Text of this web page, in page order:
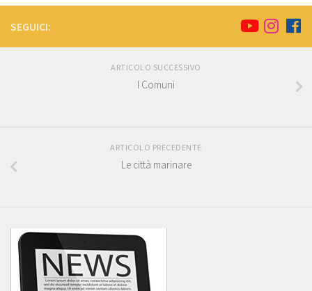
SEGUICI:
ARTICOLO SUCCESSIVO
I Comuni
ARTICOLO PRECEDENTE
Le città marinare